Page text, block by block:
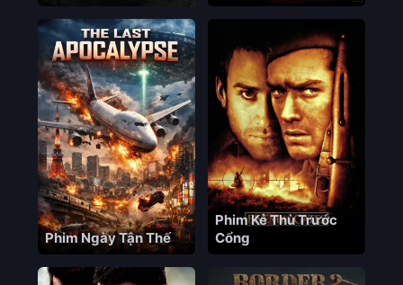
Phim Ngày Tận Thế
Phim Kẻ Thù Trước
Cổng